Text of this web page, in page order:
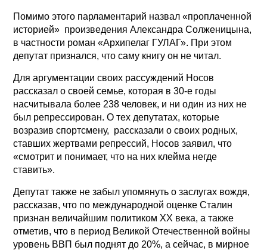
Помимо этого парламентарий назвал «проплаченной
историей» произведения Александра Солженицына,
в частности роман «Архипелаг ГУЛАГ». При этом
депутат признался, что саму книгу он не читал.
Для аргументации своих рассуждений Носов
рассказал о своей семье, которая в 30-е годы
насчитывала более 238 человек, и ни один из них не
был репрессирован. О тех депутатах, которые
возразив спортсмену, рассказали о своих родных,
ставших жертвами репрессий, Носов заявил, что
«смотрит и понимает, что на них клейма негде
ставить».
Депутат также не забыл упомянуть о заслугах вождя,
рассказав, что по международной оценке Сталин
признан величайшим политиком XX века, а также
отметив, что в период Великой Отечественной войны
уровень ВВП был поднят до 20%, а сейчас, в мирное